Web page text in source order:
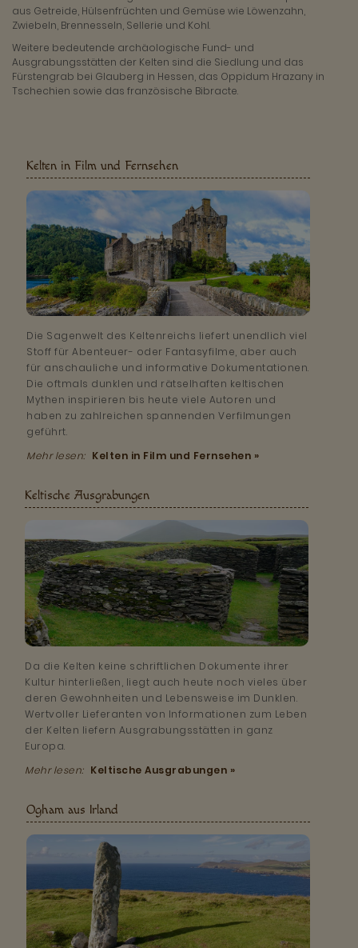
aus Getreide, Hülsenfrüchten und Gemüse wie Löwenzahn,
Zwiebeln, Brennesseln, Sellerie und Kohl.
Weitere bedeutende archäologische Fund- und
Ausgrabungsstätten der Kelten sind die Siedlung und das
Fürstengrab bei Glauberg in Hessen, das Oppidum Hrazany in
Tschechien sowie das französische Bibracte.
Kelten in Film und Fernsehen
Die Sagenwelt des Keltenreichs liefert unendlich viel
Stoff für Abenteuer- oder Fantasyfilme, aber auch
für anschauliche und informative Dokumentationen.
Die oftmals dunklen und rätselhaften keltischen
Mythen inspirieren bis heute viele Autoren und
haben zu zahlreichen spannenden Verfilmungen
geführt.
Mehr lesen: Kelten in Film und Fernsehen »
Keltische Ausgrabungen
Da die Kelten keine schriftlichen Dokumente ihrer
Kultur hinterließen, liegt auch heute noch vieles über
deren Gewohnheiten und Lebensweise im Dunklen.
Wertvoller Lieferanten von Informationen zum Leben
der Kelten liefern Ausgrabungsstätten in ganz
Europa.
Mehr lesen: Keltische Ausgrabungen »
Ogham aus Irland